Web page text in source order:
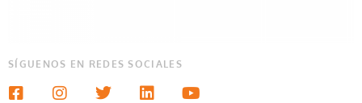
SÍGUENOS EN REDES SOCIALES